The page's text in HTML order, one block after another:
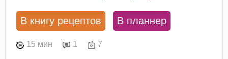
В книгу рецептов В планнер
15 мин 1 7